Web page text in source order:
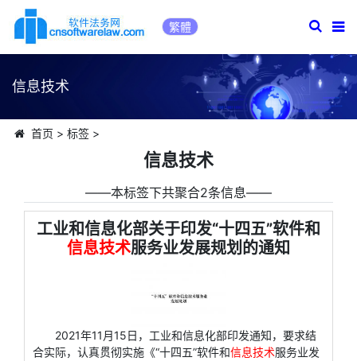
繁體
信息技术
首页 > 标签>
信息技术
――本标签下共聚合2条信息――
工业和信息化部关于印发“十四五”软件和
信息技术服务业发展规划的通知
2021年11月15日，工业和信息化部印发通知，要求结
合实际，认真贯彻实施《“十四五”软件和信息技术服务业发